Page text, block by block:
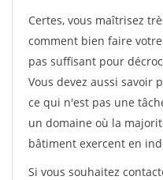
Certes, vous maîtrisez
comment bien faire
pas suffisant pour
Vous devez aussi savoir
ce qui n'est pas une
un domaine où la
bâtiment exercent en
Si vous souhaitez